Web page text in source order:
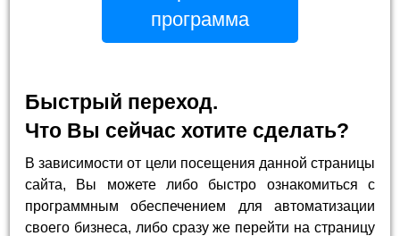
программа
Быстрый переход.
Что Вы сейчас хотите сделать?
В зависимости от цели посещения данной страницы
сайта, Вы можете либо быстро ознакомиться с
программным обеспечением для автоматизации
своего бизнеса, либо сразу же перейти на страницу